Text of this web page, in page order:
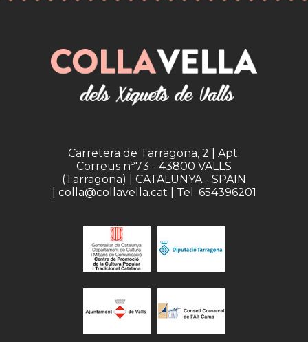
Carretera de Tarragona, 2 | Apt.
Correus nº73 - 43800 VALLS
(Tarragona) | CATALUNYA - SPAIN
| colla@collavella.cat | Tel. 654396201